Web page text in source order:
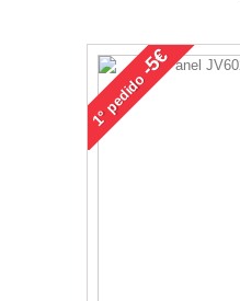
1°
pedido
-5€